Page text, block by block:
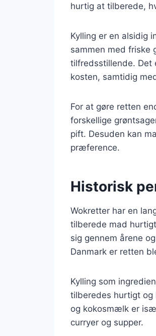
hurtig at tilberede,
Kylling er en alsidig
sammen med friske
tilfredsstillende. Det
kosten, samtidig
For at gøre retten
forskellige
pift. Desuden kan
præference.
Historisk
Wokretter har en
tilberede mad
sig gennem årene
Danmark er retten
Kylling som
tilberedes hurtigt og
og kokosmælk er
curryer og supper.